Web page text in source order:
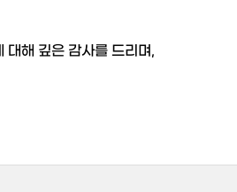
대해 깊은 감사를 드리며,